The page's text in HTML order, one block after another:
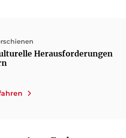
Herausforderungen